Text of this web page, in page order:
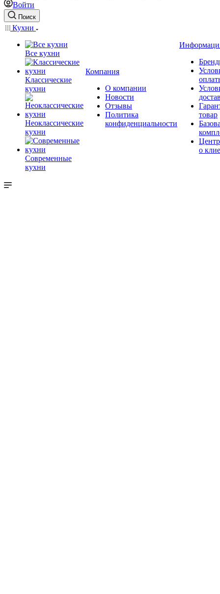
Войти
Поиск
Кухни
Все кухни
Классические
кухни
Неоклассические
кухни
Современные
кухни
Компания
О компании
Новости
Отзывы
Политика
конфиденциальности
товар
о